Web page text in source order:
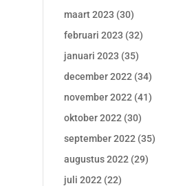
maart 2023 (30)
februari 2023 (32)
januari 2023 (35)
december 2022 (34)
november 2022 (41)
oktober 2022 (30)
september 2022 (35)
augustus 2022 (29)
juli 2022 (22)